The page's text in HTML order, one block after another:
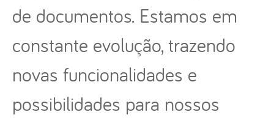
de documentos. Estamos em
constante evolução, trazendo
novas funcionalidades e
possibilidades para nossos